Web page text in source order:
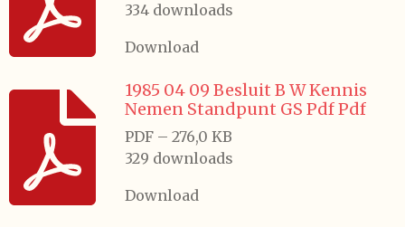
334 downloads
Download
1985 04 09 Besluit B W Kennis
Nemen Standpunt GS Pdf Pdf
PDF – 276,0 KB
329 downloads
Download